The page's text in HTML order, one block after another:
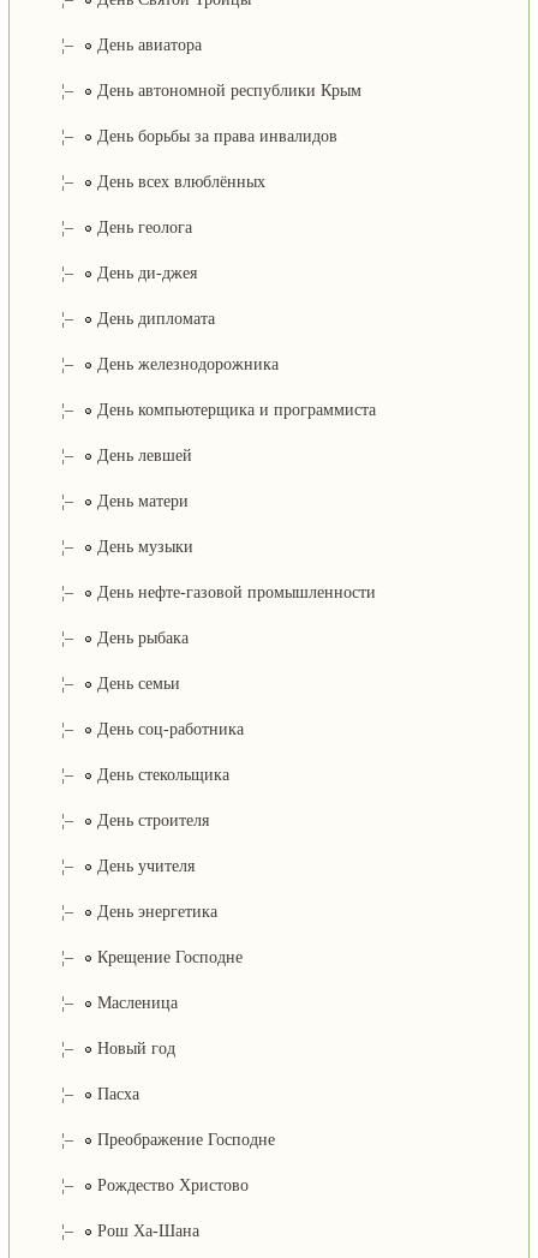
¦– День авиатора
¦– День автономной республики Крым
¦– День борьбы за права инвалидов
¦– День всех влюблённых
¦– День геолога
¦– День ди-джея
¦– День дипломата
¦– День железнодорожника
¦– День компьютерщика и программиста
¦– День левшей
¦– День матери
¦– День музыки
¦– День нефте-газовой промышленности
¦– День рыбака
¦– День семьи
¦– День соц-работника
¦– День стекольщика
¦– День строителя
¦– День учителя
¦– День энергетика
¦– Крещение Господне
¦– Масленица
¦– Новый год
¦– Пасха
¦– Преображение Господне
¦– Рождество Христово
¦– Рош Ха-Шана